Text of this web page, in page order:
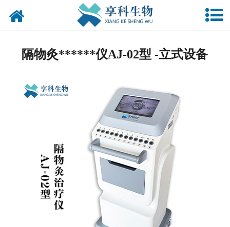
网站首页
******仪
隔物灸
火龙罐
隔物灸具
子午流注低频******仪
体外冲击波******仪
隔物灸******仪AJ-02型 -立式设备